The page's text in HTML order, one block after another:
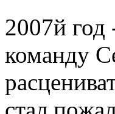
2007й
команду